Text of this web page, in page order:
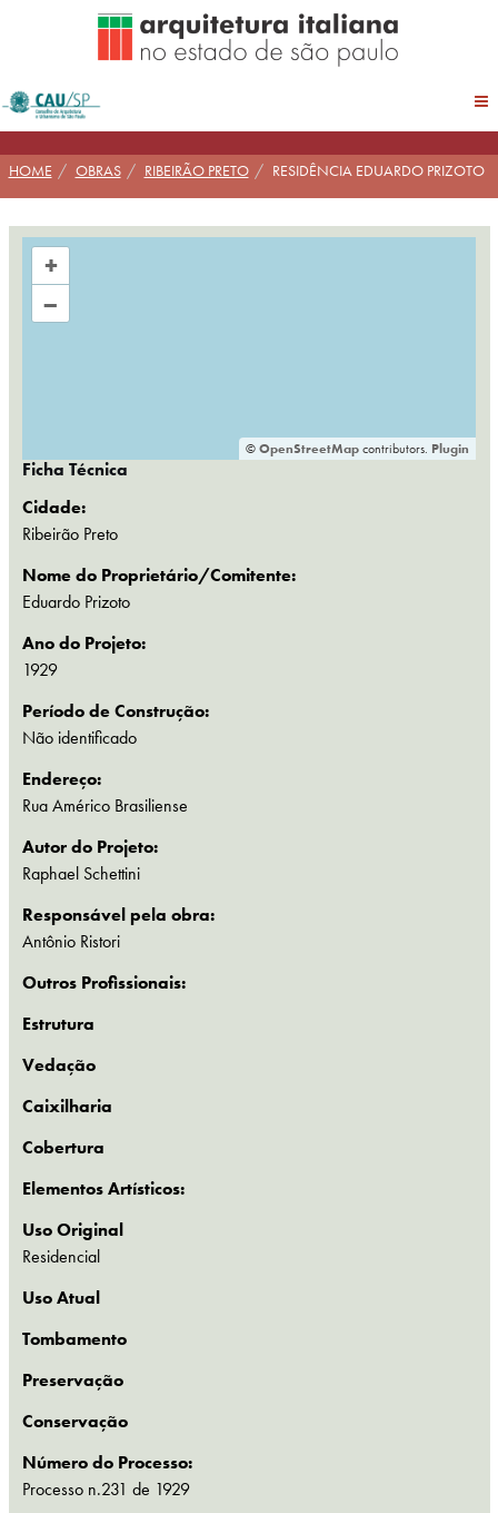
HOME OBRAS RIBEIRÃO PRETO RESIDÊNCIA EDUARDO PRIZOTO
+
–
©OpenStreetMapcontributors. Plugin
Ficha Técnica
Cidade:
Ribeirão Preto
Nome do Proprietário/Comitente:
Eduardo Prizoto
Ano do Projeto:
1929
Período de Construção:
Não identificado
Endereço:
Rua Américo Brasiliense
Autor do Projeto:
Raphael Schettini
Responsável pela obra:
Antônio Ristori
Outros Profissionais:
Estrutura
Vedação
Caixilharia
Cobertura
Elementos Artísticos:
Uso Original
Residencial
Uso Atual
Tombamento
Preservação
Conservação
Número do Processo:
Processo n.231 de 1929